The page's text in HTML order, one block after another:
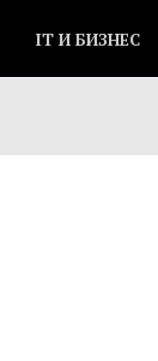
IT И БИЗНЕС